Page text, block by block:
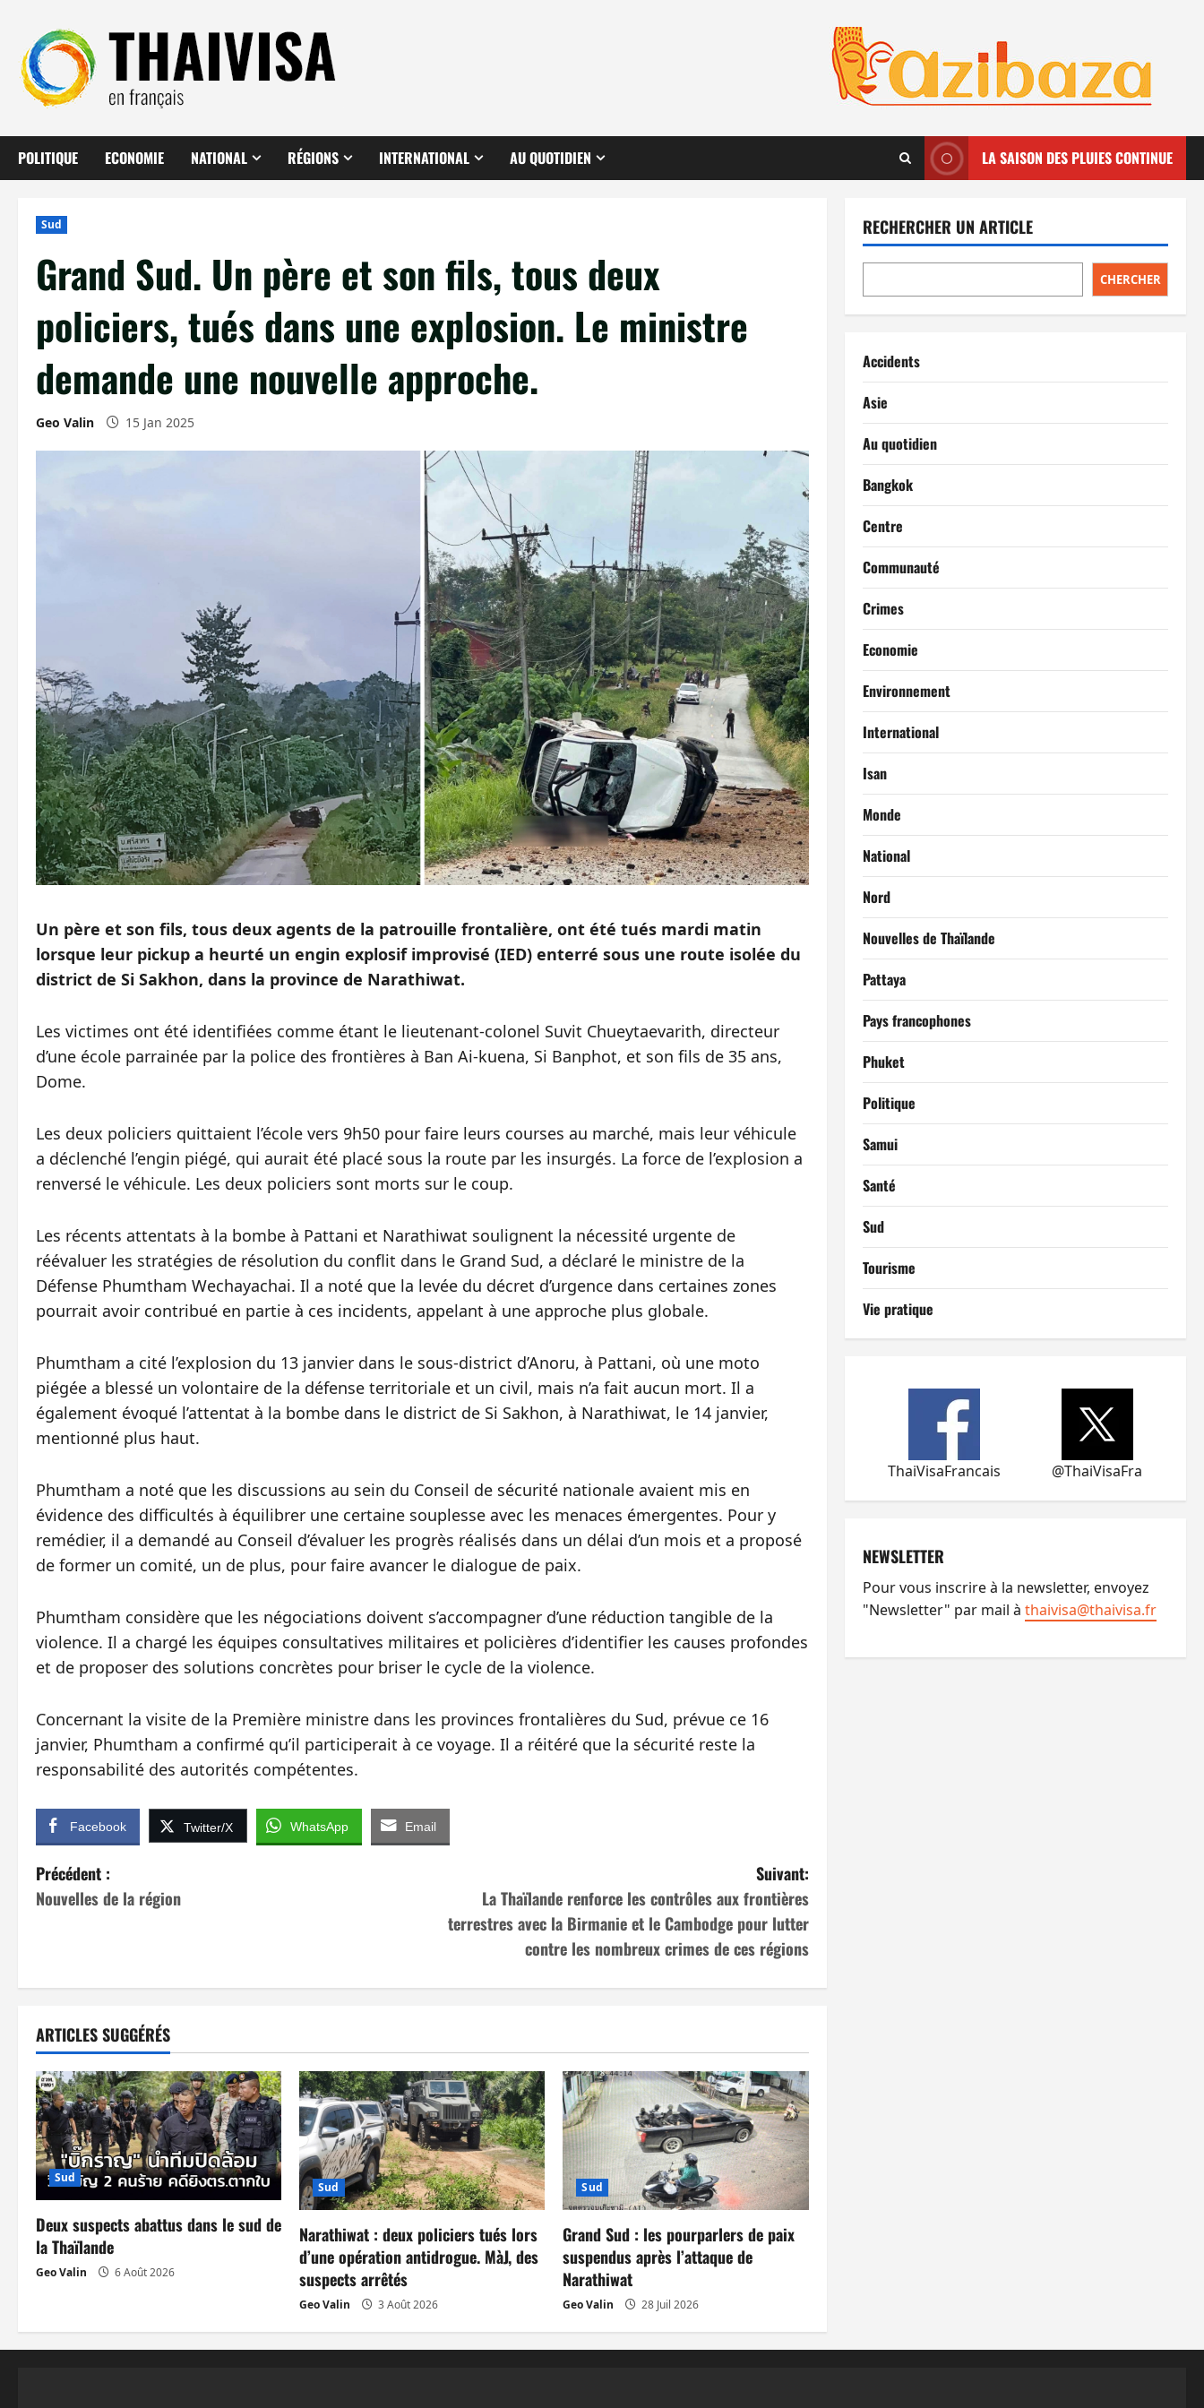
contenu
POLITIQUE ECONOMIE NATIONAL RÉGIONS INTERNATIONAL AU QUOTIDIEN LA SAISON DES PLUIES CONTINUE
Sud
Grand Sud. Un père et son fils, tous deux
policiers, tués dans une explosion. Le ministre
demande une nouvelle approche.
Geo Valin 15 Jan 2025
Un père et son fils, tous deux agents de la patrouille frontalière, ont été tués mardi matin
lorsque leur pickup a heurté un engin explosif improvisé (IED) enterré sous une route isolée du
district de Si Sakhon, dans la province de Narathiwat.
Les victimes ont été identifiées comme étant le lieutenant-colonel Suvit Chueytaevarith, directeur
d’une école parrainée par la police des frontières à Ban Ai-kuena, Si Banphot, et son fils de 35 ans,
Dome.
Les deux policiers quittaient l’école vers 9h50 pour faire leurs courses au marché, mais leur véhicule
a déclenché l’engin piégé, qui aurait été placé sous la route par les insurgés. La force de l’explosion a
renversé le véhicule. Les deux policiers sont morts sur le coup.
Les récents attentats à la bombe à Pattani et Narathiwat soulignent la nécessité urgente de
réévaluer les stratégies de résolution du conflit dans le Grand Sud, a déclaré le ministre de la
Défense Phumtham Wechayachai. Il a noté que la levée du décret d’urgence dans certaines zones
pourrait avoir contribué en partie à ces incidents, appelant à une approche plus globale.
Phumtham a cité l’explosion du 13 janvier dans le sous-district d’Anoru, à Pattani, où une moto
piégée a blessé un volontaire de la défense territoriale et un civil, mais n’a fait aucun mort. Il a
également évoqué l’attentat à la bombe dans le district de Si Sakhon, à Narathiwat, le 14 janvier,
mentionné plus haut.
Phumtham a noté que les discussions au sein du Conseil de sécurité nationale avaient mis en
évidence des difficultés à équilibrer une certaine souplesse avec les menaces émergentes. Pour y
remédier, il a demandé au Conseil d’évaluer les progrès réalisés dans un délai d’un mois et a proposé
de former un comité, un de plus, pour faire avancer le dialogue de paix.
Phumtham considère que les négociations doivent s’accompagner d’une réduction tangible de la
violence. Il a chargé les équipes consultatives militaires et policières d’identifier les causes profondes
et de proposer des solutions concrètes pour briser le cycle de la violence.
Concernant la visite de la Première ministre dans les provinces frontalières du Sud, prévue ce 16
janvier, Phumtham a confirmé qu’il participerait à ce voyage. Il a réitéré que la sécurité reste la
responsabilité des autorités compétentes.
Facebook Twitter/X WhatsApp Email
N
a
i
g
a
t
i
o
n
d
a
Précédent :
Nouvelles de la région
Suivant:
La Thaïlande renforce les contrôles aux frontières
terrestres avec la Birmanie et le Cambodge pour lutter
contre les nombreux crimes de ces régions
ARTICLES SUGGÉRÉS
Sud
Deux suspects abattus dans le sud de
la Thaïlande
Geo Valin 6 Août 2026
Sud
Narathiwat : deux policiers tués lors
d’une opération antidrogue. MàJ, des
suspects arrêtés
Geo Valin 3 Août 2026
Sud
Grand Sud : les pourparlers de paix
suspendus après l’attaque de
Narathiwat
Geo Valin 28 Juil 2026
RECHERCHER UN ARTICLE
CHERCHER
Accidents
Asie
Au quotidien
Bangkok
Centre
Communauté
Crimes
Economie
Environnement
International
Isan
Monde
National
Nord
Nouvelles de Thaïlande
Pattaya
Pays francophones
Phuket
Politique
Samui
Santé
Sud
Tourisme
Vie pratique
ThaiVisaFrancais @ThaiVisaFra
NEWSLETTER
Pour vous inscrire à la newsletter, envoyez
"Newsletter" par mail à thaivisa@thaivisa.fr